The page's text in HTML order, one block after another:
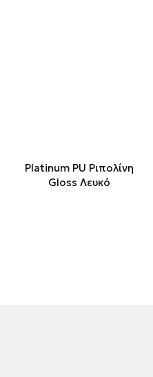
Platinum PU Ριπολίνη
Gloss Λευκό